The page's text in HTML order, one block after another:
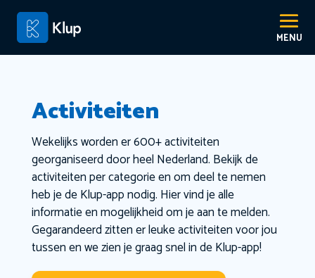
Activiteiten
Wekelijks worden er 600+ activiteiten
georganiseerd door heel Nederland. Bekijk de
activiteiten per categorie en om deel te nemen
heb je de Klup-app nodig. Hier vind je alle
informatie en mogelijkheid om je aan te melden.
Gegarandeerd zitten er leuke activiteiten voor jou
tussen en we zien je graag snel in de Klup-app!